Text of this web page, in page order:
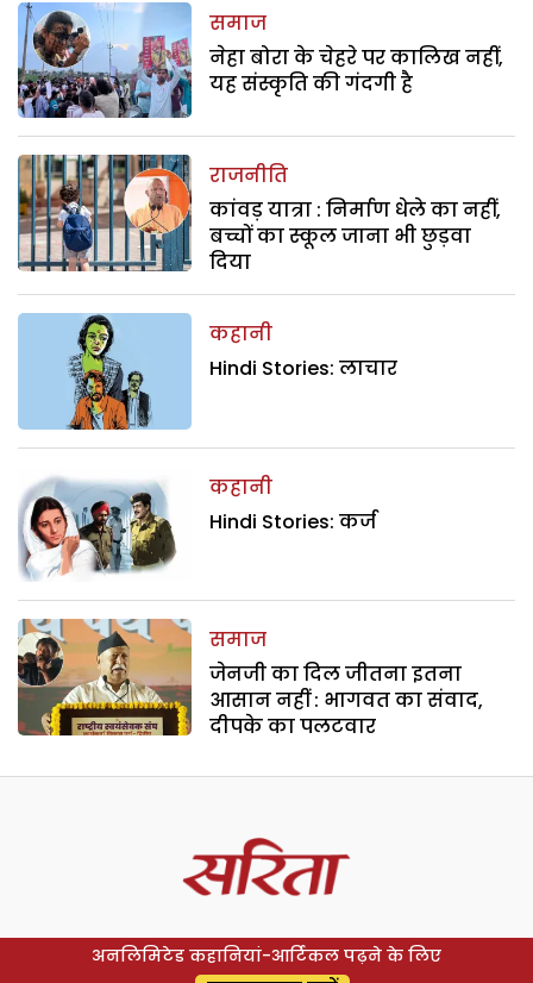
समाज
नेहा बोरा के चेहरे पर कालिख नहीं,
यह संस्कृति की गंदगी है
राजनीति
कांवड़ यात्रा : निर्माण धेले का नहीं,
बच्चों का स्कूल जाना भी छुड़वा
दिया
कहानी
Hindi Stories: लाचार
कहानी
Hindi Stories: कर्ज
समाज
जेनजी का दिल जीतना इतना
आसान नहीं : भागवत का संवाद,
दीपके का पलटवार
अनलिमिटेड कहानियां-आर्टिकल पढ़ने के लिए